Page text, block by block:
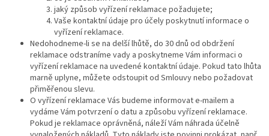
jaký způsob vyřízení reklamace požadujete;
Vaše kontaktní údaje pro účely poskytnutí informace o
vyřízení reklamace.
Nedohodneme-li se na delší lhůtě, do 30 dnů od obdržení
reklamace odstraníme vady a poskytneme Vám informaci o
vyřízení reklamace na uvedené kontaktní údaje. Pokud tato lhůta
marně uplyne, můžete odstoupit od Smlouvy nebo požadovat
přiměřenou slevu.
O vyřízení reklamace Vás budeme informovat e-mailem a
vydáme Vám potvrzení o datu a způsobu vyřízení reklamace.
Pokud je reklamace oprávněná, náleží Vám náhrada účelně